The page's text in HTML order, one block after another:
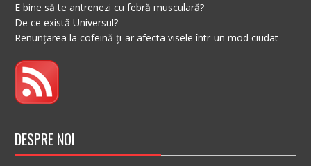
E bine să te antrenezi cu febră musculară?
De ce există Universul?
Renunțarea la cofeină ți-ar afecta visele într-un mod ciudat
DESPRE NOI